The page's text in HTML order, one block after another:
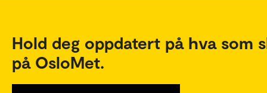
Hold deg oppdatert på hva som
på OsloMet.